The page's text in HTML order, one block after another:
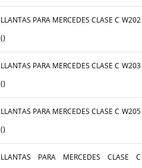
LLANTAS PARA MERCEDES CLASE C W202
()
LLANTAS PARA MERCEDES CLASE C W203
()
LLANTAS PARA MERCEDES CLASE C W205
()
LLANTAS PARA MERCEDES CLASE C